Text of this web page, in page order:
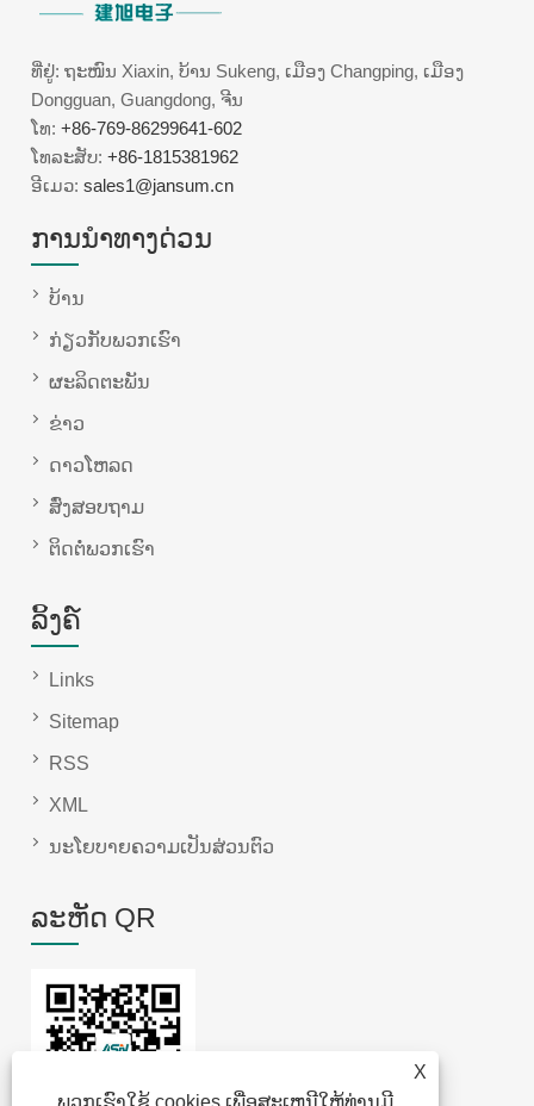
X
ພວກເຮົາໃຊ້ cookies ເພື່ອສະເຫນີໃຫ້ທ່ານມີ
ທີ່ຢູ່: ຖະໜົນ Xiaxin, ບ້ານ Sukeng, ເມືອງ Changping, ເມືອງ
Dongguan, Guangdong, ຈີນ
ໂທ:+86-769-86299641-602
ໂທລະສັບ:+86-1815381962
ອີເມວ:sales1@jansum.cn
ການນໍາທາງດ່ວນ
ບ້ານ
ກ່ຽວ​ກັບ​ພວກ​ເຮົາ
ຜະລິດຕະພັນ
ຂ່າວ
ດາວໂຫລດ
ສົ່ງສອບຖາມ
ຕິດ​ຕໍ່​ພວກ​ເຮົາ
ລິ້ງຄ໌
Links
Sitemap
RSS
XML
ນະໂຍບາຍຄວາມເປັນສ່ວນຕົວ
ລະຫັດ QR